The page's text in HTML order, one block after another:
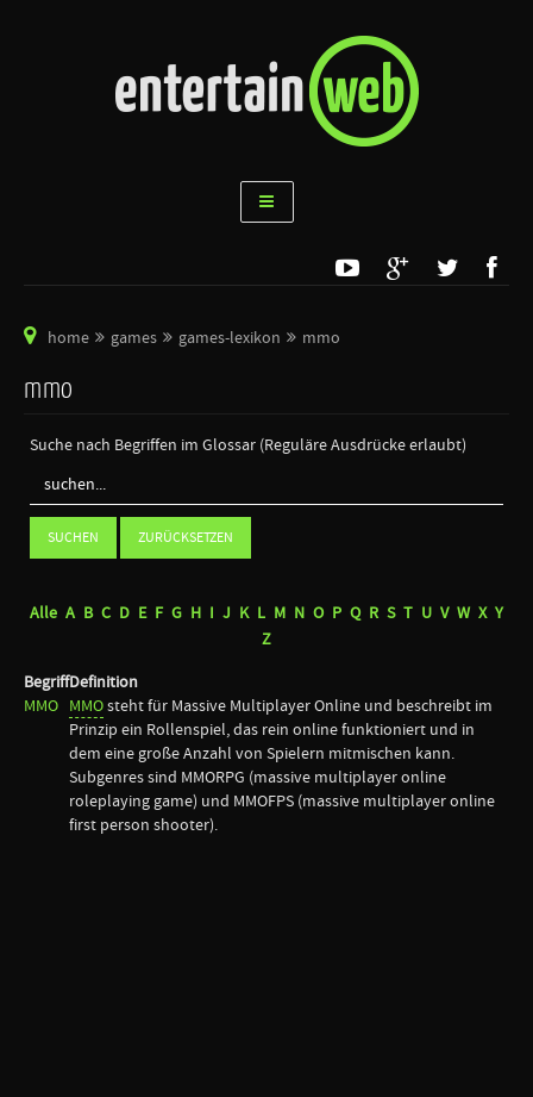
home games games-lexikon mmo
mmo
Suche nach Begriffen im Glossar (Reguläre Ausdrücke erlaubt)
Alle A B C D E F G H I J K L M N O P Q R S T U V W X Y
Z
BegriffDefinition
MMO MMOsteht für Massive Multiplayer Online und beschreibt im
Prinzip ein Rollenspiel, das rein online funktioniert und in
dem eine große Anzahl von Spielern mitmischen kann.
Subgenres sind MMORPG (massive multiplayer online
roleplaying game) und MMOFPS (massive multiplayer online
first person shooter).